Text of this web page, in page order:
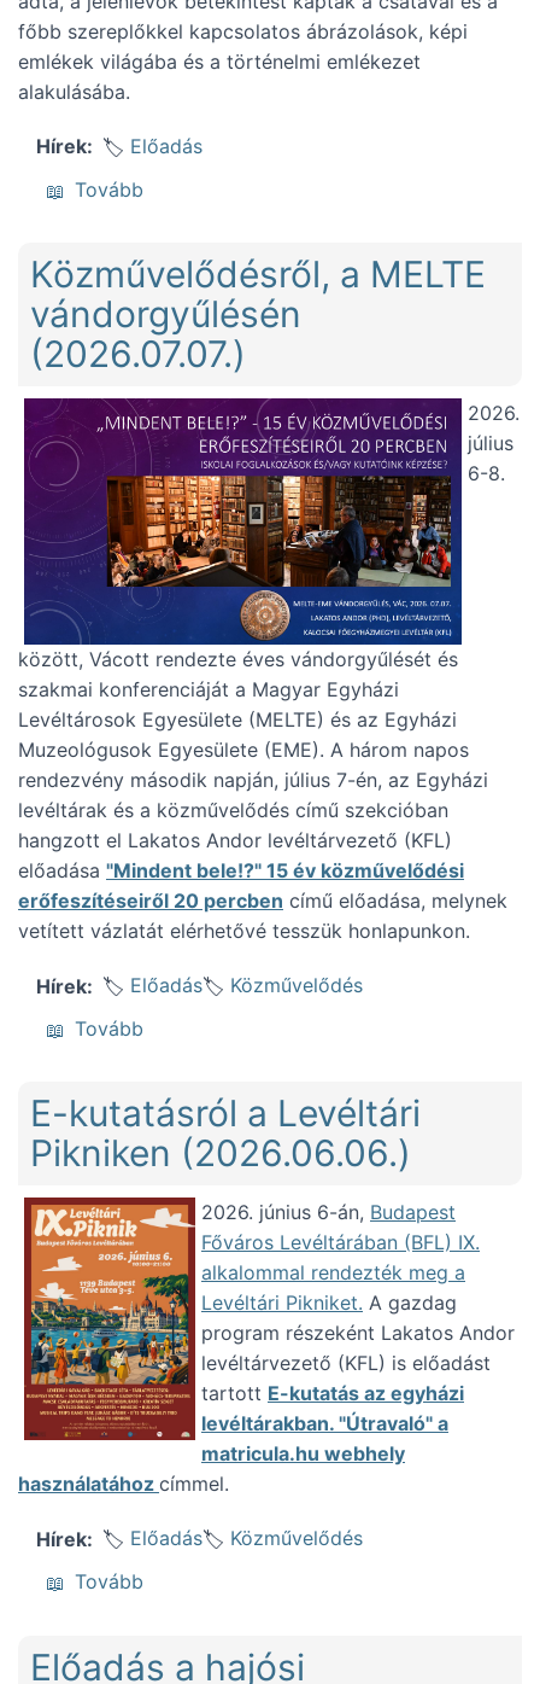
főbb szereplőkkel kapcsolatos ábrázolások, képi
emlékek világába és a történelmi emlékezet
alakulásába.
Hírek
Előadás
Tovább
Közművelődésről, a MELTE
vándorgyűlésén
(2026.07.07.)
2026.
július
6-8.
között, Vácott rendezte éves vándorgyűlését és
szakmai konferenciáját a Magyar Egyházi
Levéltárosok Egyesülete (MELTE) és az Egyházi
Muzeológusok Egyesülete (EME). A három napos
rendezvény második napján, július 7-én, az Egyházi
levéltárak és a közművelődés című szekcióban
hangzott el Lakatos Andor levéltárvezető (KFL)
előadása "Mindent bele!?" 15 év közművelődési
erőfeszítéseiről 20 percben című előadása, melynek
vetített vázlatát elérhetővé tesszük honlapunkon.
Hírek Előadás
Közművelődés
Tovább
E-kutatásról a Levéltári
Pikniken (2026.06.06.)
2026. június 6-án, Budapest
Főváros Levéltárában (BFL) IX.
alkalommal rendezték meg a
Levéltári Pikniket. A gazdag
program részeként Lakatos Andor
levéltárvezető (KFL) is előadást
tartott E-kutatás az egyházi
levéltárakban. "Útravaló" a
matricula.hu webhely
használatához címmel.
Hírek Előadás
Közművelődés
Tovább
Előadás a hajósi